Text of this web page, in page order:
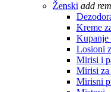
Ženski add
Kreme
Kupanje
Losioni
Mirisi i
Mirisi za
Mirisni